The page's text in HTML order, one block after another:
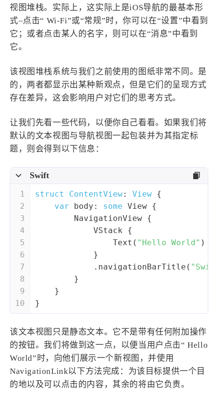
视图堆栈。实际上，这实际上是iOS导航的最基本形
式–点击“ Wi-Fi”或“常规”时，你可以在“设置”中看到
它；或者点击某人的名字，则可以在“消息”中看到
它。
该视图堆栈系统与我们之前使用的图纸非常不同。是
的，两者都显示出某种新观点，但是它们的呈现方式
存在差异，这会影响用户对它们的思考方式。
让我们先看一些代码，以便你自己看看。如果我们将
默认的文本视图与导航视图一起包装并为其指定标
题，则会得到以下信息：
Swift
1
2
3
4
5
6
7
8
9
10
struct ContentView: View {
var body: some View {
NavigationView {
VStack {
Text ( "Hello World" )
            }
            .navigationBarTitle(
        }
    }
}
该文本视图只是静态文本。它不是带有任何附加操作
的按钮。我们将做到这一点，以便当用户点击“ Hello
World”时，向他们展示一个新视图，并使用
NavigationLink以下方法完成：为该目标提供一个目
的地以及可以点击的内容，其余的将由它负责。